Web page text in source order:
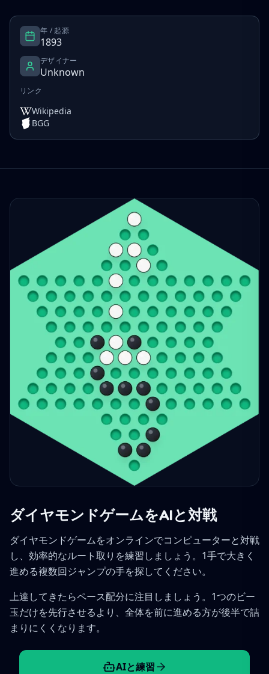
年 / 起源
1893
デザイナー
Unknown
リンク
Wikipedia
BGG
ダイヤモンドゲームをAIと対戦
ダイヤモンドゲームをオンラインでコンピューターと対戦
し、効率的なルート取りを練習しましょう。1手で大きく
進める複数回ジャンプの手を探してください。
上達してきたらペース配分に注目しましょう。1つのビー
玉だけを先行させるより、全体を前に進める方が後半で詰
まりにくくなります。
AIと練習